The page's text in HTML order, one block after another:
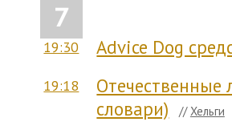
7
19:30 Advice Dog
19:18
Отечественные
словари)
// Хельги